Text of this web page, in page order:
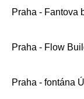
Praha - Fantova
Praha - Flow
Praha - fontána